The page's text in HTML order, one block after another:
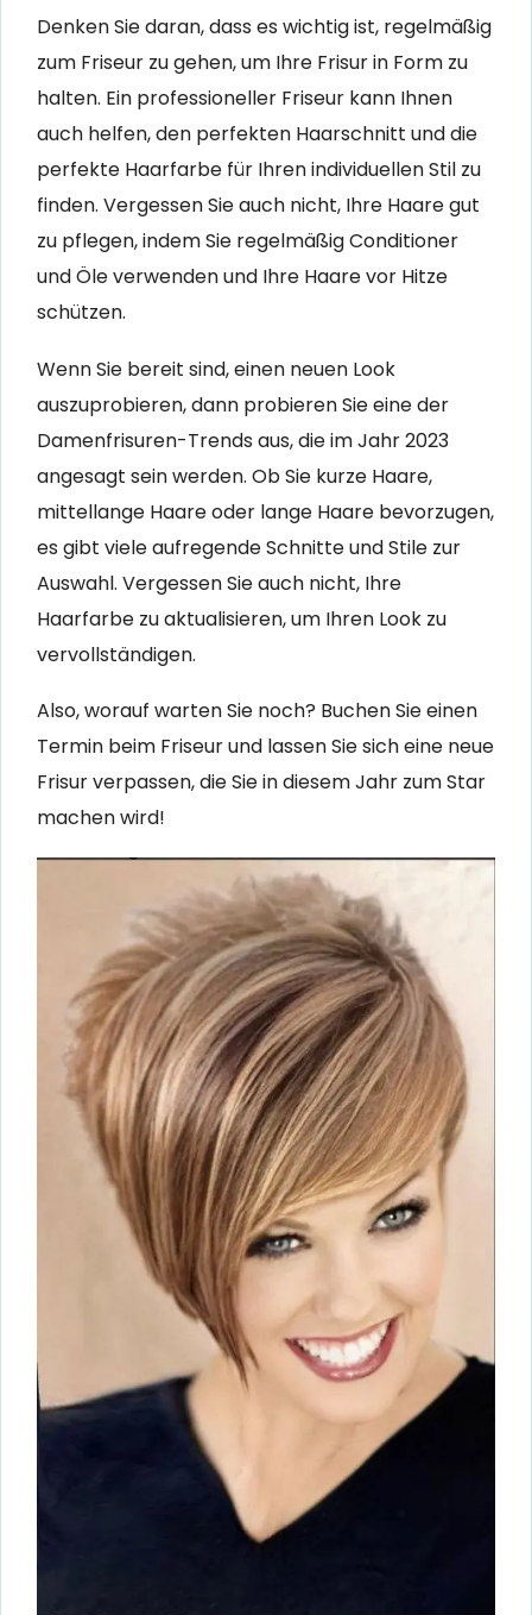
Denken Sie daran, dass es wichtig ist, regelmäßig
zum Friseur zu gehen, um Ihre Frisur in Form zu
halten. Ein professioneller Friseur kann Ihnen
auch helfen, den perfekten Haarschnitt und die
perfekte Haarfarbe für Ihren individuellen Stil zu
finden. Vergessen Sie auch nicht, Ihre Haare gut
zu pflegen, indem Sie regelmäßig Conditioner
und Öle verwenden und Ihre Haare vor Hitze
schützen.
Wenn Sie bereit sind, einen neuen Look
auszuprobieren, dann probieren Sie eine der
Damenfrisuren-Trends aus, die im Jahr 2023
angesagt sein werden. Ob Sie kurze Haare,
mittellange Haare oder lange Haare bevorzugen,
es gibt viele aufregende Schnitte und Stile zur
Auswahl. Vergessen Sie auch nicht, Ihre
Haarfarbe zu aktualisieren, um Ihren Look zu
vervollständigen.
Also, worauf warten Sie noch? Buchen Sie einen
Termin beim Friseur und lassen Sie sich eine neue
Frisur verpassen, die Sie in diesem Jahr zum Star
machen wird!